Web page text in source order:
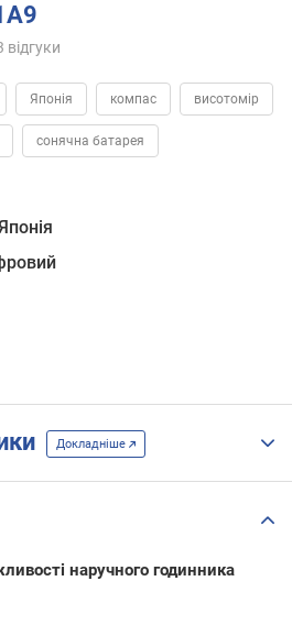
відгуки
Японія компас висотомір
сонячна батарея
Докладніше
наручного годинника